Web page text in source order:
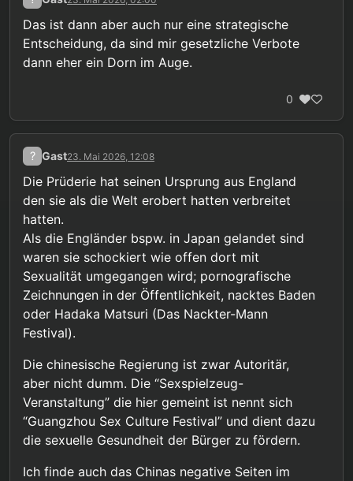
Das ist dann aber auch nur eine strategische
Entscheidung, da sind mir gesetzliche Verbote
dann eher ein Dorn im Auge.
0
? Gast23. Mai 2026, 12:08
Die Prüderie hat seinen Ursprung aus England
den sie als die Welt erobert hatten verbreitet
hatten.
Als die Engländer bspw. in Japan gelandet sind
waren sie schockiert wie offen dort mit
Sexualität umgegangen wird; pornografische
Zeichnungen in der Öffentlichkeit, nacktes Baden
oder Hadaka Matsuri (Das Nackter-Mann
Festival).
Die chinesische Regierung ist zwar Autoritär,
aber nicht dumm. Die “Sexspielzeug-
Veranstaltung” die hier gemeint ist nennt sich
“Guangzhou Sex Culture Festival” und dient dazu
die sexuelle Gesundheit der Bürger zu fördern.
Ich finde auch das Chinas negative Seiten im